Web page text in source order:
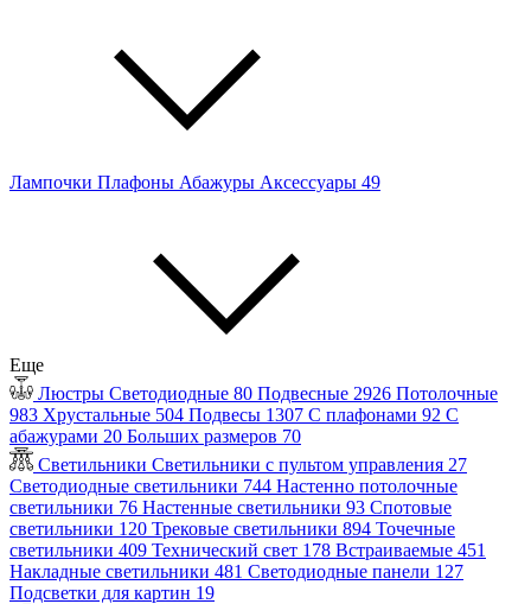
Лампочки Плафоны Абажуры Аксессуары 49
Еще
Люстры Светодиодные 80 Подвесные 2926 Потолочные
983 Хрустальные 504 Подвесы 1307 С плафонами 92 С
абажурами 20 Больших размеров 70
Светильники Светильники с пультом управления 27
Светодиодные светильники 744 Настенно потолочные
светильники 76 Настенные светильники 93 Спотовые
светильники 120 Трековые светильники 894 Точечные
светильники 409 Технический свет 178 Встраиваемые 451
Накладные светильники 481 Светодиодные панели 127
Подсветки для картин 19